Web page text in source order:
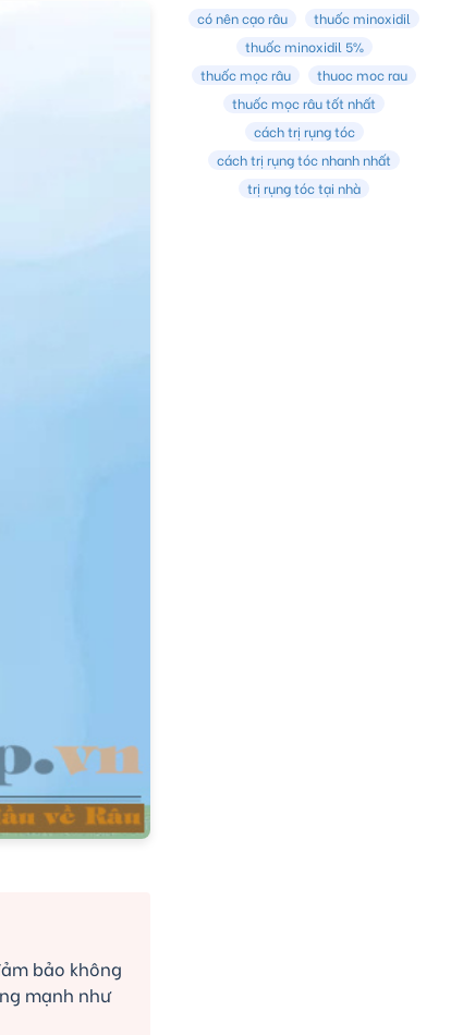
bảo không
mạnh như
có nên cạo râu
thuốc minoxidil
thuốc minoxidil 5%
thuốc mọc râu
thuoc moc rau
thuốc mọc râu tốt nhất
cách trị rụng tóc
cách trị rụng tóc nhanh nhất
trị rụng tóc tại nhà